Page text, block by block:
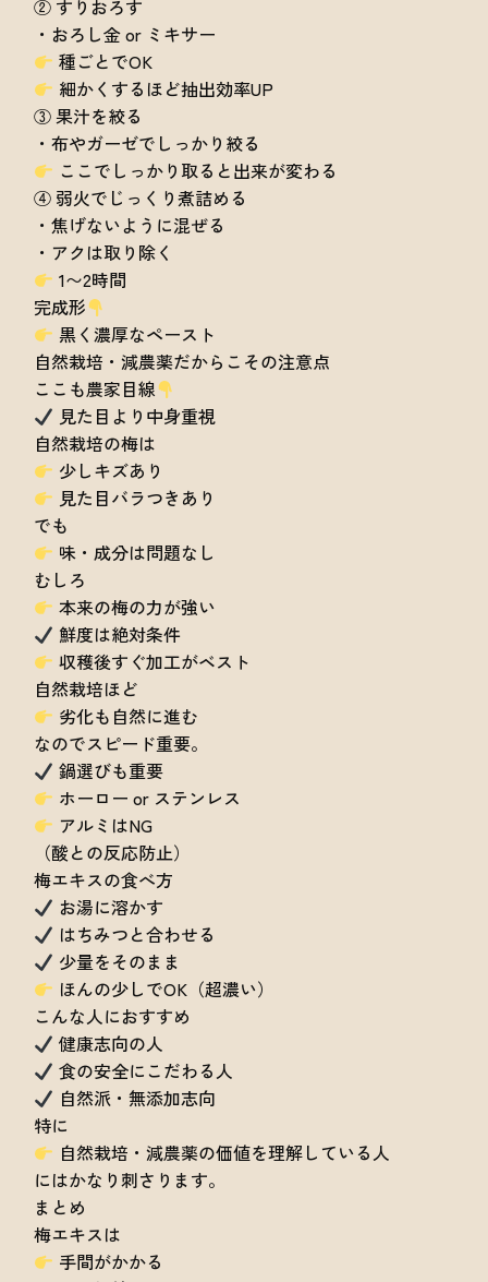
② すりおろす
・おろし金 or ミキサー
種ごとでOK
細かくするほど抽出効率UP
③ 果汁を絞る
・布やガーゼでしっかり絞る
ここでしっかり取ると出来が変わる
④ 弱火でじっくり煮詰める
・焦げないように混ぜる
・アクは取り除く
1〜2時間
完成形
黒く濃厚なペースト
自然栽培・減農薬だからこその注意点
ここも農家目線
見た目より中身重視
自然栽培の梅は
少しキズあり
見た目バラつきあり
でも
味・成分は問題なし
むしろ
本来の梅の力が強い
鮮度は絶対条件
収穫後すぐ加工がベスト
自然栽培ほど
劣化も自然に進む
なのでスピード重要。
鍋選びも重要
ホーロー or ステンレス
アルミはNG
（酸との反応防止）
梅エキスの食べ方
お湯に溶かす
はちみつと合わせる
少量をそのまま
ほんの少しでOK（超濃い）
こんな人におすすめ
健康志向の人
食の安全にこだわる人
自然派・無添加志向
特に
自然栽培・減農薬の価値を理解している人
にはかなり刺さります。
まとめ
梅エキスは
手間がかかる